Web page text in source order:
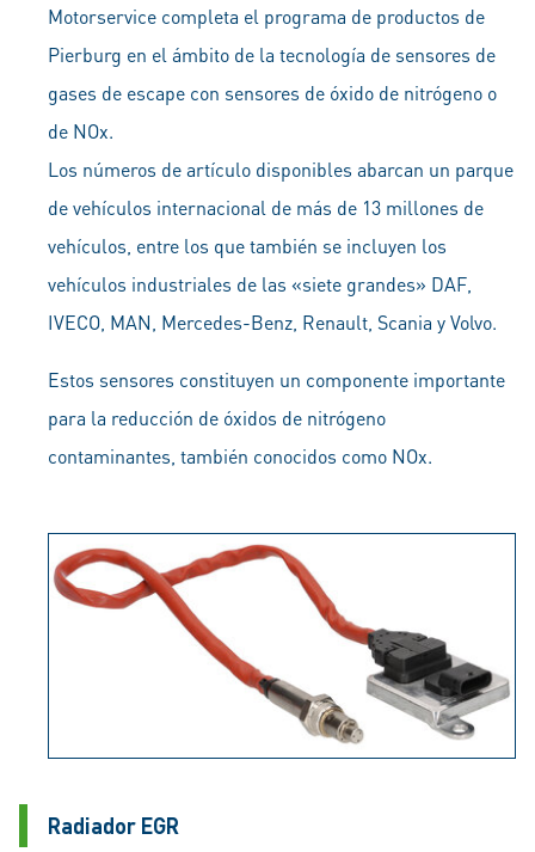
Motorservice completa el programa de productos de
Pierburg en el ámbito de la tecnología de sensores de
gases de escape con sensores de óxido de nitrógeno o
de NOx.
Los números de artículo disponibles abarcan un parque
de vehículos internacional de más de 13 millones de
vehículos, entre los que también se incluyen los
vehículos industriales de las «siete grandes» DAF,
IVECO, MAN, Mercedes-Benz, Renault, Scania y Volvo.
Estos sensores constituyen un componente importante
para la reducción de óxidos de nitrógeno
contaminantes, también conocidos como NOx.
Radiador EGR